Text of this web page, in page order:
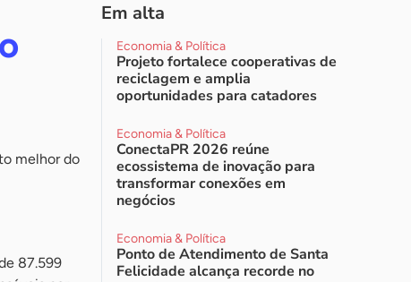
melhor do
87.599
Em alta
Economia & Política
Projeto fortalece cooperativas de
reciclagem e amplia
oportunidades para catadores
Economia & Política
ConectaPR 2026 reúne
ecossistema de inovação para
transformar conexões em
negócios
Economia & Política
Ponto de Atendimento de Santa
Felicidade alcança recorde no